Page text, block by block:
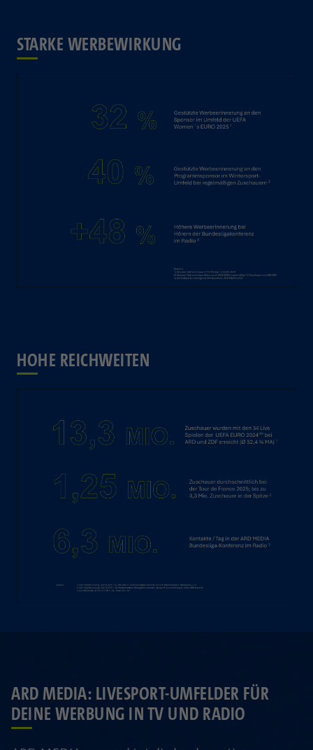
STARKE WERBEWIRKUNG
HOHE REICHWEITEN
ARD MEDIA: LIVESPORT-UMFELDER FÜR
DEINE WERBUNG IN TV UND RADIO